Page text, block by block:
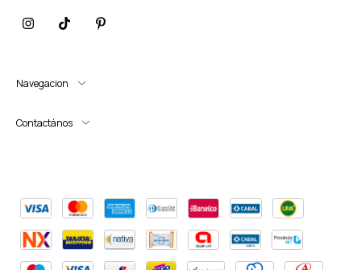
Navegacion
Contactános